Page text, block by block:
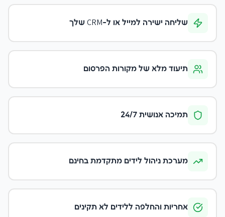
שליחה ישירה למייל או ל-CRM שלך
תיעוד מלא של מקורות הפרסום
תמיכה אנושית 24/7
מערכת ניהול לידים מתקדמת בחינם
אחריות והחלפה ללידים לא תקינים